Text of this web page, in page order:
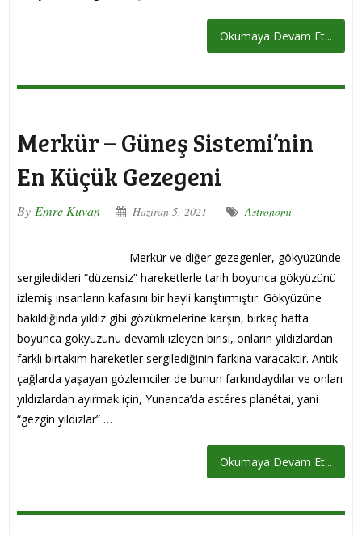
Okumaya Devam Et...
Merkür – Güneş Sistemi’nin
En Küçük Gezegeni
By Emre Kuvan Haziran 5, 2021 Astronomi
Merkür ve diğer gezegenler, gökyüzünde
sergiledikleri “düzensiz” hareketlerle tarih boyunca gökyüzünü
izlemiş insanların kafasını bir hayli karıştırmıştır. Gökyüzüne
bakıldığında yıldız gibi gözükmelerine karşın, birkaç hafta
boyunca gökyüzünü devamlı izleyen birisi, onların yıldızlardan
farklı birtakım hareketler sergilediğinin farkına varacaktır. Antik
çağlarda yaşayan gözlemciler de bunun farkındaydılar ve onları
yıldızlardan ayırmak için, Yunanca’da astéres planétai, yani
“gezgin yıldızlar” …
Okumaya Devam Et...